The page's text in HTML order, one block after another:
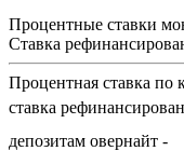
Процентные ставки
Ставка
Процентная ставка по
ставка
депозитам овернайт -